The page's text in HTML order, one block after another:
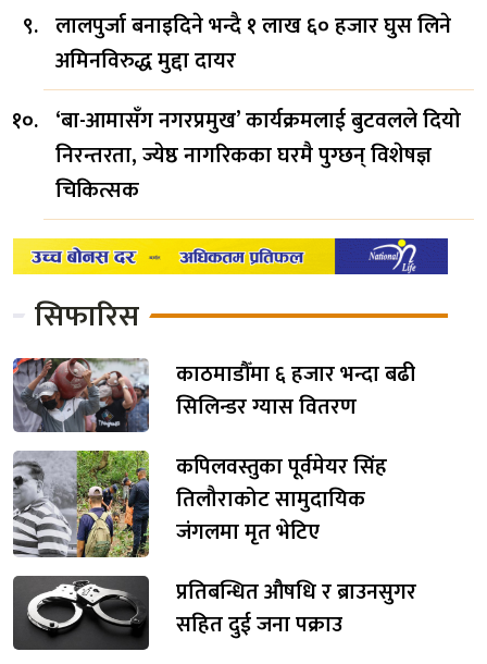
लालपुर्जा बनाइदिने भन्दै १ लाख ६० हजार घुस लिने
अमिनविरुद्ध मुद्दा दायर
‘बा-आमासँग नगरप्रमुख’ कार्यक्रमलाई बुटवलले दियो
निरन्तरता, ज्येष्ठ नागरिकका घरमै पुग्छन् विशेषज्ञ
चिकित्सक
सिफारिस
काठमाडौँमा ६ हजार भन्दा बढी
सिलिन्डर ग्यास वितरण
कपिलवस्तुका पूर्वमेयर सिंह
तिलौराकोट सामुदायिक
जंगलमा मृत भेटिए
प्रतिबन्धित औषधि र ब्राउनसुगर
सहित दुई जना पक्राउ